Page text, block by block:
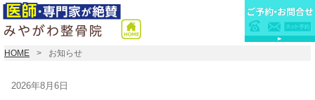
HOME お知らせ
2026年8月6日